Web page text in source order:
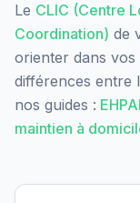
Le CLIC (Centre
Coordination) de
orienter dans
différences entre
nos guides :
maintien à